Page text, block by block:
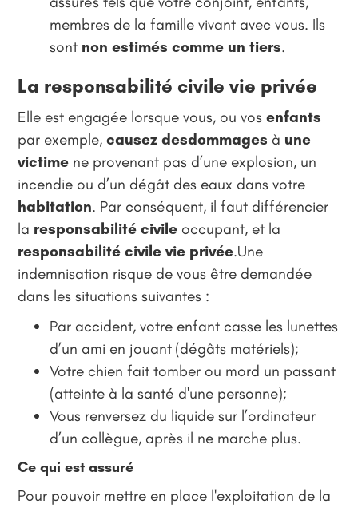
membres de la famille vivant avec vous. Ils
sont non estimés comme un tiers.
La responsabilité civile vie privée
Elle est engagée lorsque vous, ou vosenfants
par exemple,causez desdommages à une
victime ne provenant pas d’une explosion, un
incendie ou d’un dégât des eaux dans votre
habitation. Par conséquent, il faut différencier
la responsabilité civile occupant, et la
responsabilité civile vie privée.Une
indemnisation risque de vous être demandée
dans les situations suivantes :
Par accident, votre enfant casse les lunettes
d’un ami en jouant (dégâts matériels);
Votre chien fait tomber ou mord un passant
(atteinte à la santé d'une personne);
Vous renversez du liquide sur l’ordinateur
d’un collègue, après il ne marche plus.
Ce qui est assuré
Pour pouvoir mettre en place l'exploitation de la